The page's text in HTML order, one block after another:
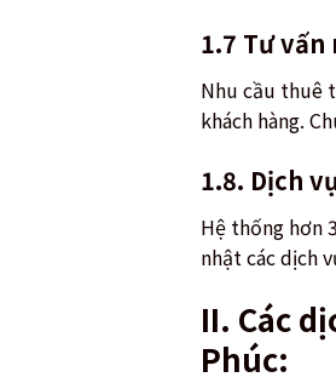
1.7 Tư
Nhu cầu thuê
khách hàng.
1.8. Dịch
Hệ thống hơn
nhật các dịch
II. Các
Phúc: